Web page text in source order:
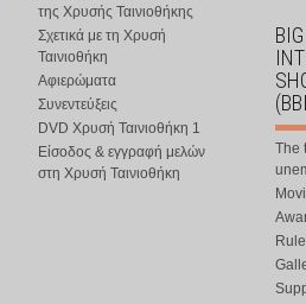
της Χρυσής Ταινιοθήκης
Σχετικά με τη Χρυσή
Ταινιοθήκη
Αφιερώματα
Συνεντεύξεις
DVD Χρυσή Ταινιοθήκη 1
Είσοδος & εγγραφή μελών
στη Χρυσή Ταινιοθήκη
The